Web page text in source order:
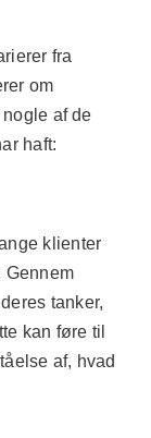
fra
om
af de
haft:
klienter
Gennem
tanker,
kan føre til
af, hvad